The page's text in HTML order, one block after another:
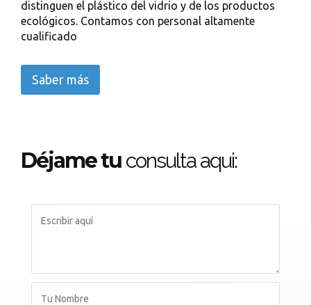
distinguen el plástico del vidrio y de los productos
ecológicos. Contamos con personal altamente
cualificado
Saber más
Déjame tu consulta aqui: